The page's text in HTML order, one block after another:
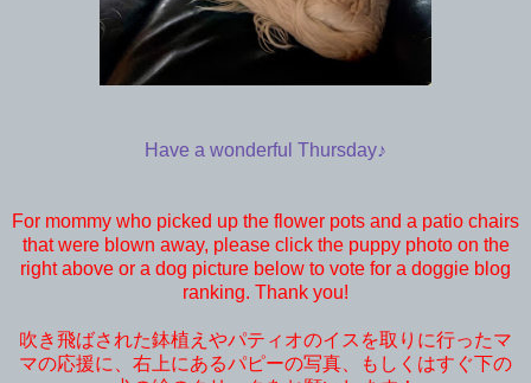
Have a wonderful Thursday♪
For mommy who picked up the flower pots and a patio chairs
that were blown away, please click the puppy photo on the
right above or a dog picture below to vote for a doggie blog
ranking. Thank you!
吹き飛ばされた鉢植えやパティオのイスを取りに行ったマ
マの応援に、右上にあるパピーの写真、もしくはすぐ下の